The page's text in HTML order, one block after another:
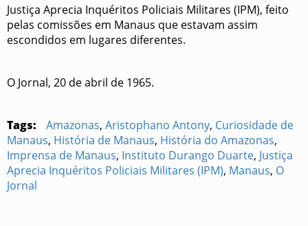
Justiça Aprecia Inquéritos Policiais Militares (IPM), feito
pelas comissões em Manaus que estavam assim
escondidos em lugares diferentes.
O Jornal, 20 de abril de 1965.
Tags: Amazonas, Aristophano Antony, Curiosidade de
Manaus, História de Manaus, História do Amazonas,
Imprensa de Manaus, Instituto Durango Duarte, Justiça
Aprecia Inquéritos Policiais Militares (IPM), Manaus, O
Jornal